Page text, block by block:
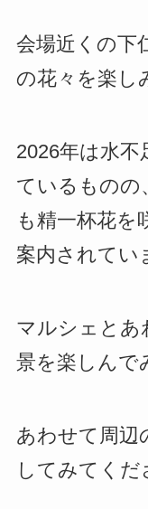
会場近くの下
の花々を楽し
2026年は水
ているものの
も精一杯花を
案内されてい
マルシェとあ
景を楽しんで
あわせて周辺
してみてくだ